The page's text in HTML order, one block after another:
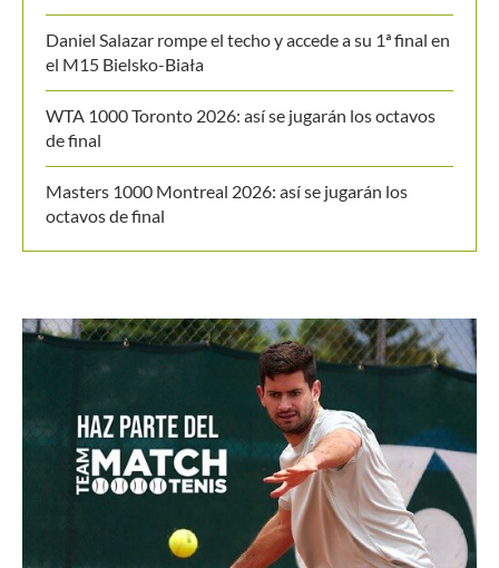
Daniel Salazar rompe el techo y accede a su 1ª final en
el M15 Bielsko-Biała
WTA 1000 Toronto 2026: así se jugarán los octavos
de final
Masters 1000 Montreal 2026: así se jugarán los
octavos de final